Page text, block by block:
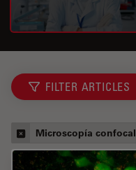
FILTER ARTICLES
Microscopía confocal